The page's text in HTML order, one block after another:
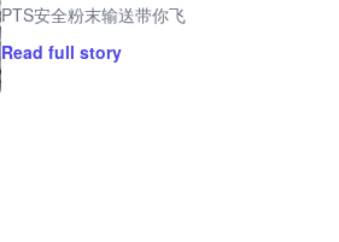
PTS安全粉末输送带你飞
Read full story